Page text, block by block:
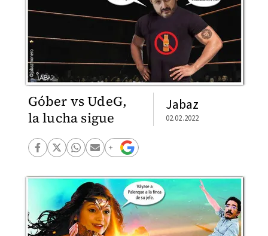
Góber vs UdeG,
la lucha sigue
Jabaz
02.02.2022